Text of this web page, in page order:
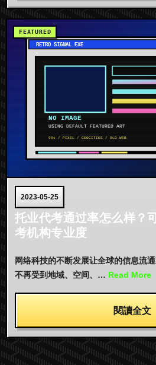
2023-05-25
托业代考通过率怎么样？
考机构专业度
网络科技的不断发展让全球的信息流
不再受到地域、空间、… Read More
閱讀全文